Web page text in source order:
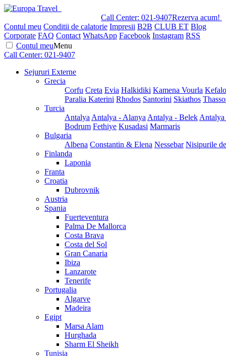
Call Center: 021-9407Rezerva acum!
Contul meu Conditii de calatorie Impresii B2B CLUB ET Blog
Corporate FAQ Contact WhatsApp Facebook Instagram RSS
Contul meuMenu
Call Center: 021-9407
Sejururi Externe
Grecia
Corfu Creta Evia Halkidiki Kamena Vourla
Paralia Katerini Rhodos Santorini Skiathos
Turcia
Antalya Antalya - Alanya Antalya - Belek
Bodrum Fethiye Kusadasi Marmaris
Bulgaria
Albena Constantin & Elena Nessebar Nisipurile
Finlanda
Laponia
Franta
Croatia
Dubrovnik
Austria
Spania
Fuerteventura
Palma De Mallorca
Costa Brava
Costa del Sol
Gran Canaria
Ibiza
Lanzarote
Tenerife
Portugalia
Algarve
Madeira
Egipt
Marsa Alam
Hurghada
Sharm El Sheikh
Tunisia